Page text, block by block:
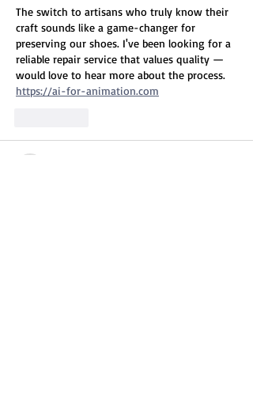
The switch to artisans who truly know their
craft sounds like a game-changer for
preserving our shoes. I've been looking for a
reliable repair service that values quality —
would love to hear more about the process.
https://ai-for-animation.com